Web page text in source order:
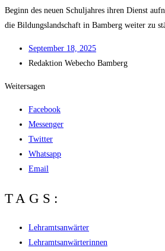
Beginn des neu­en Schul­jah­res ihren Dienst
die Bil­dungs­land­schaft in Bam­berg wei­ter zu
Sep­tem­ber 18, 2025
Redak­ti­on Web­echo Bamberg
Weitersagen
Facebook
Messenger
Twitter
Whatsapp
Email
TAGS:
Lehramtsanwärter
Lehramtsanwärterinnen